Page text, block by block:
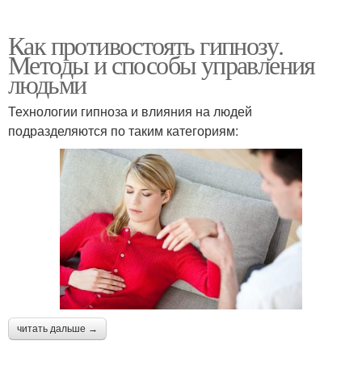
Как противостоять гипнозу.
Методы и способы управления
людьми
Технологии гипноза и влияния на людей
подразделяются по таким категориям:
читать дальше →